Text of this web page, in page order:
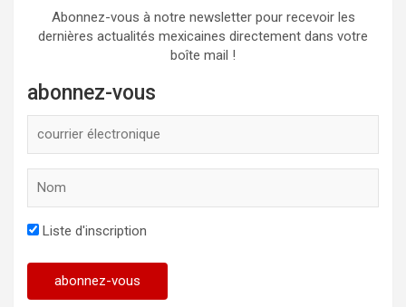
Abonnez-vous à notre newsletter pour recevoir les
dernières actualités mexicaines directement dans votre
boîte mail !
abonnez-vous
Liste d'inscription